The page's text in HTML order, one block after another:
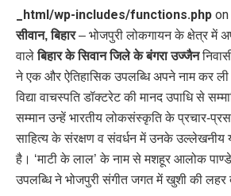
_html/wp-includes/functions.php
सीवान, बिहार– भोजपुरी लोकगायन के क्षेत्र में
वालेबिहार के सिवान जिले के बंगरा उज्जैन
ने एक और ऐतिहासिक उपलब्धि अपने नाम कर ली
विद्या वाचस्पति डॉक्टरेट की मानद उपाधि से
सम्मान उन्हें भारतीय लोकसंस्कृति के प्रचार-
साहित्य के संरक्षण व संवर्धन में उनके उल्लेखनीय
है। ‘माटी के लाल’ के नाम से मशहूर आलोक
उपलब्धि ने भोजपुरी संगीत जगत में खुशी की लहर